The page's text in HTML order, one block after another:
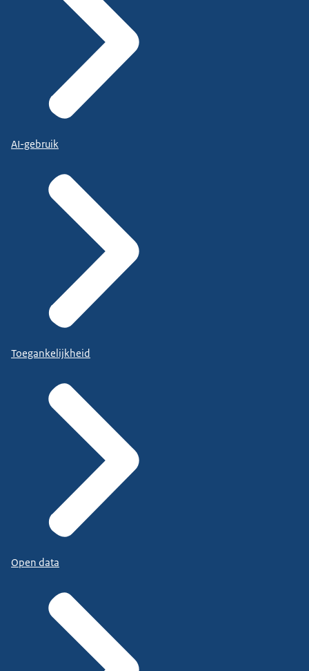
AI-gebruik
Toegankelijkheid
Open data